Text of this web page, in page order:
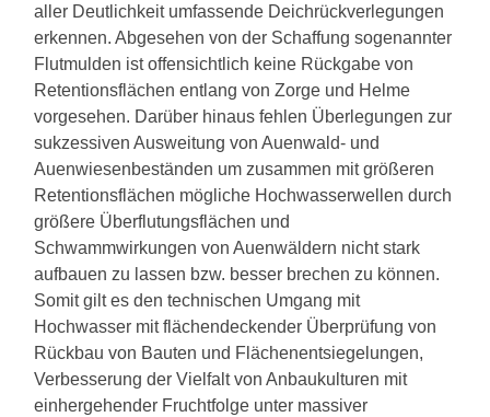
aller Deutlichkeit umfassende Deichrückverlegungen
erkennen. Abgesehen von der Schaffung sogenannter
Flutmulden ist offensichtlich keine Rückgabe von
Retentionsflächen entlang von Zorge und Helme
vorgesehen. Darüber hinaus fehlen Überlegungen zur
sukzessiven Ausweitung von Auenwald- und
Auenwiesenbeständen um zusammen mit größeren
Retentionsflächen mögliche Hochwasserwellen durch
größere Überflutungsflächen und
Schwammwirkungen von Auenwäldern nicht stark
aufbauen zu lassen bzw. besser brechen zu können.
Somit gilt es den technischen Umgang mit
Hochwasser mit flächendeckender Überprüfung von
Rückbau von Bauten und Flächenentsiegelungen,
Verbesserung der Vielfalt von Anbaukulturen mit
einhergehender Fruchtfolge unter massiver